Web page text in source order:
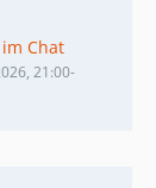
Chat
21:00-